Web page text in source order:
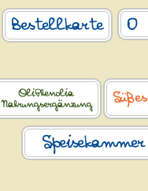
0
Bestellkarte
OliPhenolia
Nahrungsergänzung
Süßes
Speisekammer